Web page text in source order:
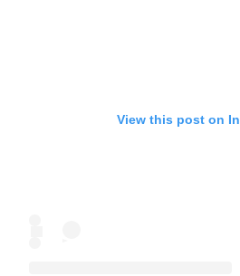
View this post on